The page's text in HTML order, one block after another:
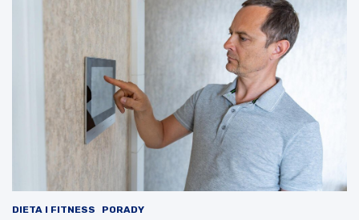
DIETA I FITNESS PORADY